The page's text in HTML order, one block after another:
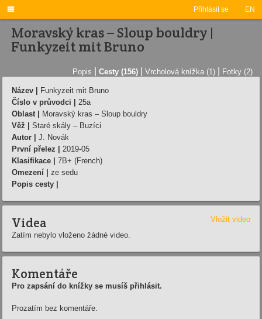
Přihlásit se EN

Moravský kras – Sloup bouldry |
Funkyzeit mit Bruno
Popis Cesty (156) Vrcholová knížka (1) Fotky (2)
Název |
Funkyzeit mit Bruno
Číslo v průvodci |
25a
Oblast |
Moravský kras – Sloup bouldry
Věž |
Staré skály – Buzíci
Autor |
J. Novák
První přelez |
2019-05
Klasifikace |
7B+ (French)
Omezení |
ze sedu
Popis cesty |
Videa
Vložit video
Zatím nebylo vloženo žádné video.
Komentáře
Pro zapsání do knížky se musíš přihlásit.
Prozatím bez komentáře.